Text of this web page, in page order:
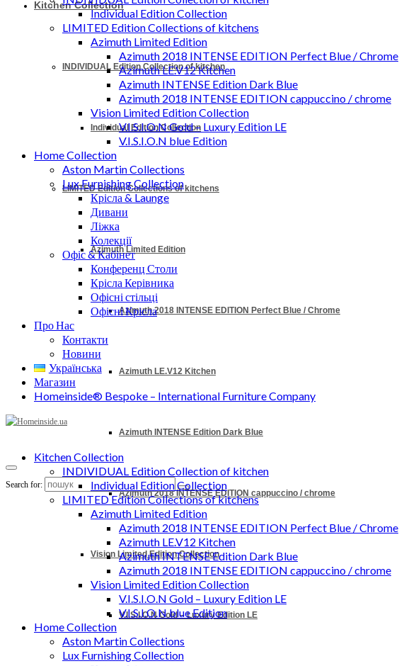
Kitchen Collection
INDIVIDUAL Edition Collection of kitchen
Individual Edition Collection
LIMITED Edition Collections of kitchens
Azimuth Limited Edition
Azimuth 2018 INTENSE EDITION Perfect Blue / Chrome
Azimuth LE.V12 Kitchen
Azimuth INTENSE Edition Dark Blue
Azimuth 2018 INTENSE EDITION cappuccino / chrome
Vision Limited Edition Collection
V.I.S.I.O.N Gold – Luxury Edition LE
Individual Edition Collection
LIMITED Edition Collections of kitchens
Azimuth Limited Edition
Azimuth 2018 INTENSE EDITION Perfect Blue / Chrome
Azimuth LE.V12 Kitchen
Azimuth INTENSE Edition Dark Blue
Azimuth 2018 INTENSE EDITION cappuccino / chrome
Vision Limited Edition Collection
V.I.S.I.O.N Gold – Luxury Edition LE
V.I.S.I.O.N blue Edition
Home Collection
Aston Martin Collections
Lux Furnishing Collection
Крісла & Launge
Дивани
Ліжка
Колекції
Офіс & Кабінет
Конференц Столи
Крісла Керівника
Офісні стільці
Офісні Крісла
Про Нас
Контакти
Новини
Українська
Магазин
Homeinside® Bespoke – International Furniture Company
Search for:
Kitchen Collection
INDIVIDUAL Edition Collection of kitchen
Individual Edition Collection
LIMITED Edition Collections of kitchens
Azimuth Limited Edition
Azimuth 2018 INTENSE EDITION Perfect Blue / Chrome
Azimuth LE.V12 Kitchen
Azimuth INTENSE Edition Dark Blue
Azimuth 2018 INTENSE EDITION cappuccino / chrome
Vision Limited Edition Collection
V.I.S.I.O.N Gold – Luxury Edition LE
V.I.S.I.O.N blue Edition
Home Collection
Aston Martin Collections
Lux Furnishing Collection